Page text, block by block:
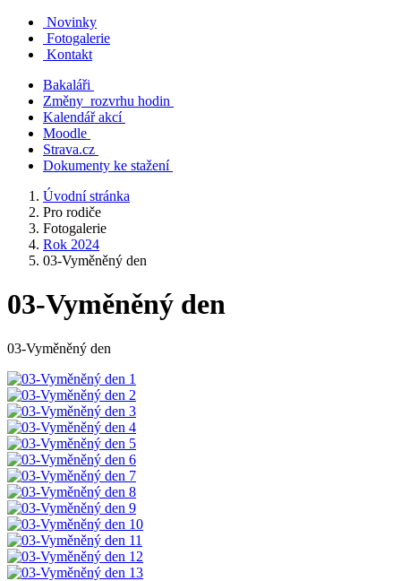
Novinky
Fotogalerie
Kontakt
Bakaláři
Změny rozvrhu hodin
Kalendář akcí
Moodle
Strava.cz
Dokumenty ke stažení
Úvodní stránka
Pro rodiče
Fotogalerie
Rok 2024
03-Vyměněný den
03-Vyměněný den
03-Vyměněný den